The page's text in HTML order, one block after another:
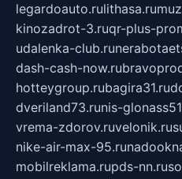
legardoauto.rulithasa.ru
kinozadrot-3.ruqr-plus-
udalenka-club.ru
dash-cash-now.ru
hotteygroup.rubagira31.ru
dveriland73.runis-
vrema-zdorov.ruvelonik.ru
nike-air-max-95.ru
mobilreklama.rupds-nn.ru